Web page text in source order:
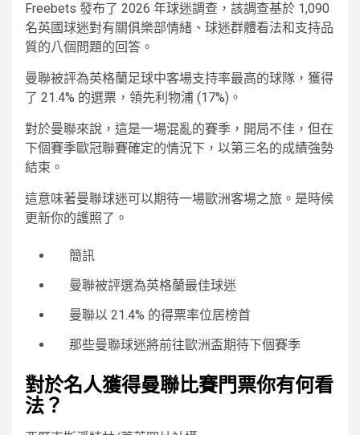
Freebets 發布了 2026 年球迷調查，該調查基於 1,090
名英國球迷對有關俱樂部情緒、球迷群體看法和支持品
質的八個問題的回答。
曼聯被評為英格蘭足球中客場支持率最高的球隊，獲得
了 21.4% 的選票，領先利物浦 (17%)。
對於曼聯來說，這是一場混亂的賽季，開局不佳，但在
下個賽季歐冠聯賽確定的情況下，以第三名的成績強勢
結束。
這意味著曼聯球迷可以期待一場歐洲客場之旅。是時候
更新你的護照了。
簡訊
曼聯被評選為英格蘭最佳球迷
曼聯以 21.4% 的得票率位居榜首
那些曼聯球迷將前往歐洲盃期待下個賽季
對於名人獲得曼聯比賽門票你有何看
法？